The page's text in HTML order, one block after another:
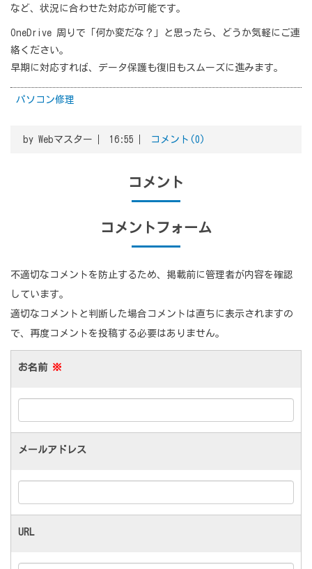
など、状況に合わせた対応が可能です。
OneDrive 周りで「何か変だな？」と思ったら、どうか気軽にご連
絡ください。
早期に対応すれば、データ保護も復旧もスムーズに進みます。
パソコン修理
by Webマスター 16:55 コメント(0)
コメント
コメントフォーム
不適切なコメントを防止するため、掲載前に管理者が内容を確認
しています。
適切なコメントと判断した場合コメントは直ちに表示されますの
で、再度コメントを投稿する必要はありません。
お名前 ※
メールアドレス
URL